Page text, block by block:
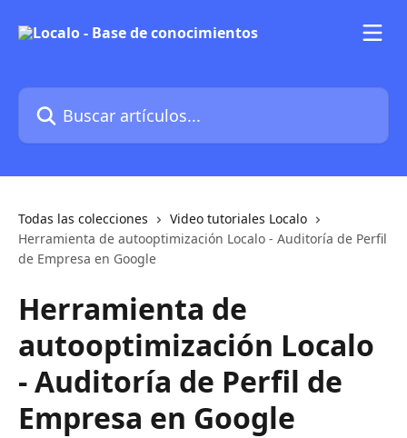
Buscar artículos...
Todas las colecciones
Video tutoriales Localo
Herramienta de autooptimización Localo - Auditoría de Perfil
de Empresa en Google
Herramienta de
autooptimización Localo
- Auditoría de Perfil de
Empresa en Google